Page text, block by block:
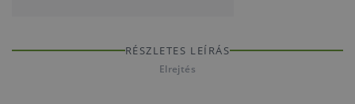
RÉSZLETES LEÍRÁS
Elrejtés